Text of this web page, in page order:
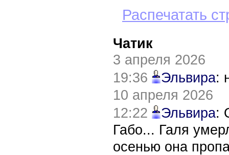
Распечатать
Чатик
3 апреля 2026
19:36
Эльвира:
10 апреля 2026
12:22
Эльвира:
Габо... Галя
осенью она